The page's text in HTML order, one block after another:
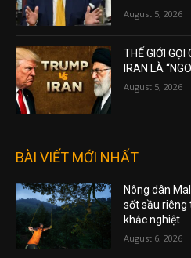
August 5, 2026
THẾ GIỚI
IRAN LÀ
August 5, 2026
BÀI VIẾT MỚI NHẤT
Nông dân
sốt sầu riêng
khắc nghiệt
August 6, 2026